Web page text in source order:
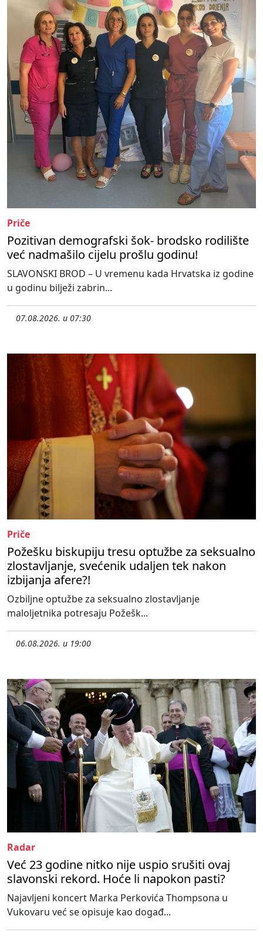
Priče
Pozitivan demografski šok- brodsko rodilište
već nadmašilo cijelu prošlu godinu!
SLAVONSKI BROD – U vremenu kada Hrvatska iz godine
u godinu bilježi zabrin...
07.08.2026. u 07:30
Priče
Požešku biskupiju tresu optužbe za seksualno
zlostavljanje, svećenik udaljen tek nakon
izbijanja afere?!
Ozbiljne optužbe za seksualno zlostavljanje
maloljetnika potresaju Požešk...
06.08.2026. u 19:00
Radar
Već 23 godine nitko nije uspio srušiti ovaj
slavonski rekord. Hoće li napokon pasti?
Najavljeni koncert Marka Perkovića Thompsona u
Vukovaru već se opisuje kao događ...